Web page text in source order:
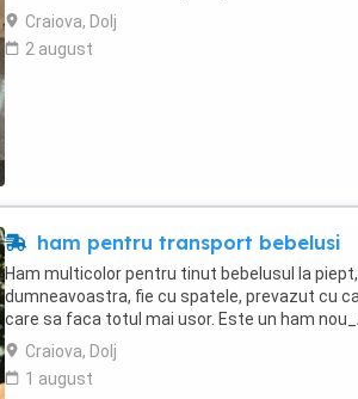
Craiova, Dolj
2 august
ham pentru transport bebelusi
Ham multicolor pentru tinut bebelusul la
dumneavoastra, fie cu spatele, prevazut cu
care sa faca totul mai usor. Este un ham
Craiova, Dolj
1 august